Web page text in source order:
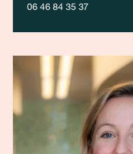
06 46 84 35 37